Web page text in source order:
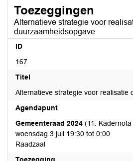
Toezeggingen
Alternatieve strategie voor
duurzaamheidsopgave
ID
167
Titel
Alternatieve strategie voor realisatie
Agendapunt
Gemeenteraad 2024 (11.
woensdag 3 juli 19:30 tot 0:00
Raadzaal